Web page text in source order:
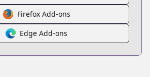
Firefox Add-ons
Edge Add-ons